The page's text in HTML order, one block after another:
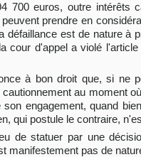
700 euros, outre intérêts
prendre en
défaillance est de nature
cour d'appel a violé
à bon droit que, si ne
au moment
engagement, quand
qui postule le contraire,
de statuer par une
manifestement pas de